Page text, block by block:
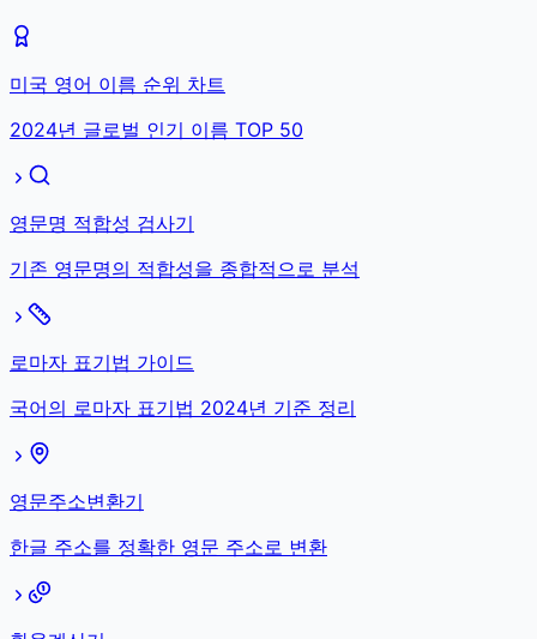
미국 영어 이름 순위 차트
2024년 글로벌 인기 이름 TOP 50
영문명 적합성 검사기
기존 영문명의 적합성을 종합적으로 분석
로마자 표기법 가이드
국어의 로마자 표기법 2024년 기준 정리
영문주소변환기
한글 주소를 정확한 영문 주소로 변환